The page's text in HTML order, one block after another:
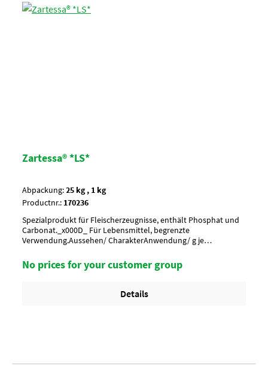
Zartessa® *LS*
Abpackung:
25 kg , 1 kg
Productnr.: 170236
Spezialprodukt für Fleischerzeugnisse, enthält Phosphat und
Carbonat._x000D_ Für Lebensmittel, begrenzte
Verwendung.Aussehen/ CharakterAnwendung/ g je
No prices for your customer group
Details